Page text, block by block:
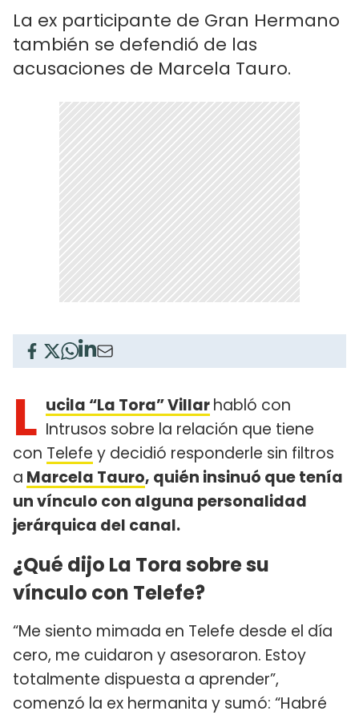
La ex participante de Gran Hermano
también se defendió de las
acusaciones de Marcela Tauro.
L ucila “La Tora” Villarhabló con
Intrusos sobre la relación que tiene
con Telefe y decidió responderle sin filtros
a Marcela Tauro, quién insinuó que tenía
un vínculo con alguna personalidad
jerárquica del canal.
¿Qué dijo La Tora sobre su
vínculo con Telefe?
“Me siento mimada en Telefe desde el día
cero, me cuidaron y asesoraron. Estoy
totalmente dispuesta a aprender”,
comenzó la ex hermanita y sumó: “Habré